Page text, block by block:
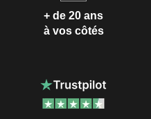
+ de 20 ans
à vos côtés